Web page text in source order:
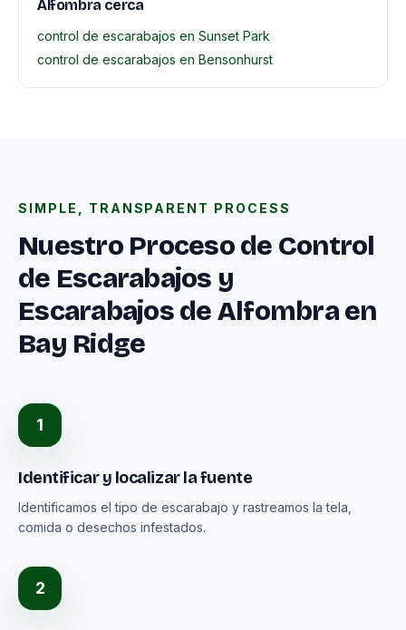
Alfombra cerca
control de escarabajos en Sunset Park
control de escarabajos en Bensonhurst
SIMPLE, TRANSPARENT PROCESS
Nuestro Proceso de Control
de Escarabajos y
Escarabajos de Alfombra en
Bay Ridge
1
Identificar y localizar la fuente
Identificamos el tipo de escarabajo y rastreamos la tela,
comida o desechos infestados.
2